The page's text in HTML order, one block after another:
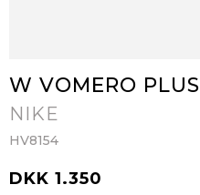
W VOMERO PLUS
NIKE
HV8154
DKK 1.350